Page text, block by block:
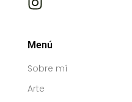
Menú
Sobre mí
Arte